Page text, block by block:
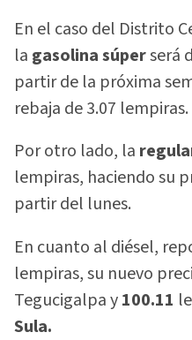
En el caso del Distrito
la gasolina súperserá
partir de la próxima
rebaja de 3.07 lempiras.
Por otro lado, la
lempiras, haciendo su
partir del lunes.
En cuanto al diésel,
lempiras, su nuevo
Tegucigalpa y100.11
Sula.